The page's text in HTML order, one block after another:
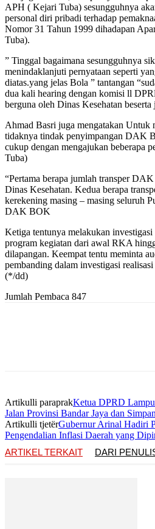
APH ( Kejari Tuba) sesungguhnya
personal diri pribadi terhadap
Nomor 31 Tahun 1999 dihadapan
Tuba).
” Tinggal bagaimana sesungguhnya
menindaklanjuti pernyataan seperti
diatas.yang jelas Bola ” tantangan
dua kali hearing dengan komisi ll
berguna oleh Dinas Kesehatan
Ahmad Basri juga mengatakan Untuk
tidaknya tindak penyimpangan DAK
cukup dengan mengajukan beberapa
Tuba)
“Pertama berapa jumlah transper
Dinas Kesehatan. Kedua berapa
kerekening masing – masing seluruh
DAK BOK
Ketiga tentunya melakukan investigasi
program kegiatan dari awal RKA
dilapangan. Keempat tentu meminta
pembanding dalam investigasi
(*/dd)
Jumlah Pembaca 847
Artikulli paraprakKetua DPRD
Jalan Provinsi Bandar Jaya dan
Artikulli tjetërGubernur Arinal Hadiri
Pengendalian Inflasi Daerah yang
ARTIKEL TERKAIT
DARI